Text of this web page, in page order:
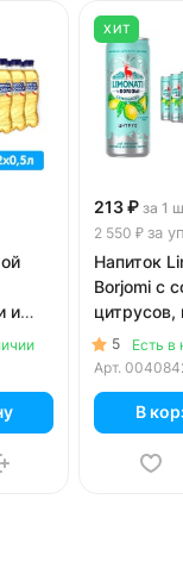
и
в уп.
ХИТ
213 ₽ за 1
2 550 ₽ за
Напиток
Borjomi с
цитрусов,
0.33
уп.
5
Есть в
Арт.
В